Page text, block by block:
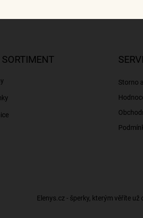
Storno
Elenys.cz - šperky, kterým věříte už